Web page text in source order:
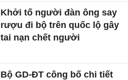
Khởi tố người đàn ông say
rượu đi bộ trên quốc lộ gây
tai nạn chết người
Bộ GD-ĐT công bố chi tiết